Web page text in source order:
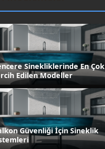
Sinekliklerinde En Çok
Edilen Modeller
Güvenliği İçin Sineklik